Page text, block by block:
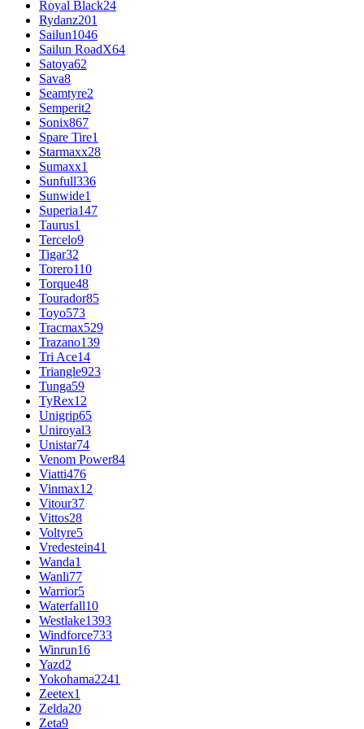
Royal Black24
Rydanz201
Sailun1046
Sailun RoadX64
Satoya62
Sava8
Seamtyre2
Semperit2
Sonix867
Spare Tire1
Starmaxx28
Sumaxx1
Sunfull336
Sunwide1
Superia147
Taurus1
Tercelo9
Tigar32
Torero110
Torque48
Tourador85
Toyo573
Tracmax529
Trazano139
Tri Ace14
Triangle923
Tunga59
TyRex12
Unigrip65
Uniroyal3
Unistar74
Venom Power84
Viatti476
Vinmax12
Vitour37
Vittos28
Voltyre5
Vredestein41
Wanda1
Wanli77
Warrior5
Waterfall10
Westlake1393
Windforce733
Winrun16
Yazd2
Yokohama2241
Zeetex1
Zelda20
Zeta9